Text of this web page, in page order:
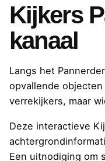
Kijkers
kanaal
Langs het
opvallende
verrekijkers, maar
Deze interactieve
Een uitnodiging om